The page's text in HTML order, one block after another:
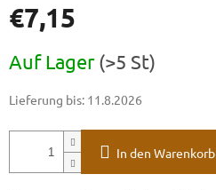
€7,15
Auf Lager(>5 St)
Lieferung bis: 11.8.2026
In den Warenkorb